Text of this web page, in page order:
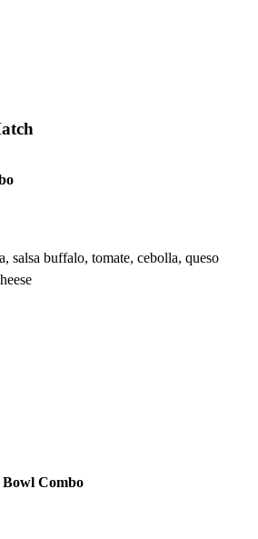
salsa buffalo, tomate, cebolla, queso
Combo